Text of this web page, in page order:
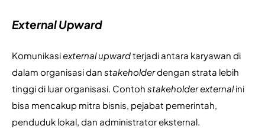
External Upward
Komunikasi external upward terjadi antara karyawan di
dalam organisasi dan stakeholder dengan strata lebih
tinggi di luar organisasi. Contoh stakeholder external ini
bisa mencakup mitra bisnis, pejabat pemerintah,
penduduk lokal, dan administrator eksternal.